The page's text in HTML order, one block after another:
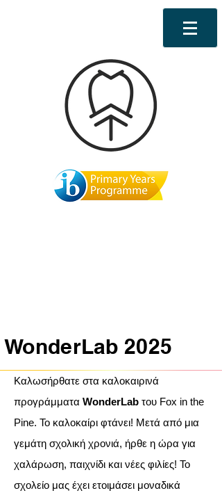
WonderLab 2025
Καλωσήρθατε στα καλοκαιρινά
προγράμματα WonderLab του Fox in the
Pine. Το καλοκαίρι φτάνει! Μετά από μια
γεμάτη σχολική χρονιά, ήρθε η ώρα για
χαλάρωση, παιχνίδι και νέες φιλίες! Το
σχολείο μας έχει ετοιμάσει μοναδικά